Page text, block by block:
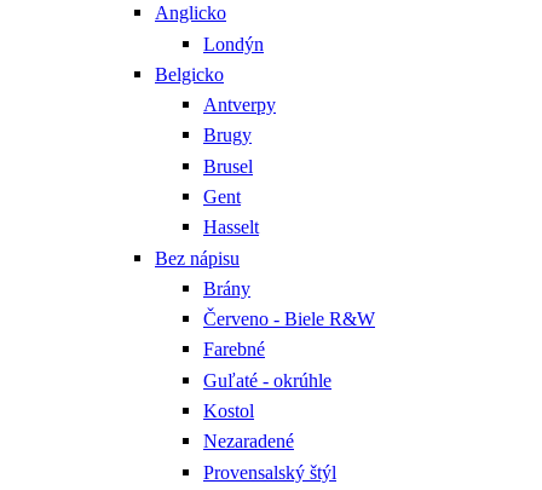
Anglicko
Londýn
Belgicko
Antverpy
Brugy
Brusel
Gent
Hasselt
Bez nápisu
Brány
Červeno - Biele R&W
Farebné
Guľaté - okrúhle
Kostol
Nezaradené
Provensalský štýl